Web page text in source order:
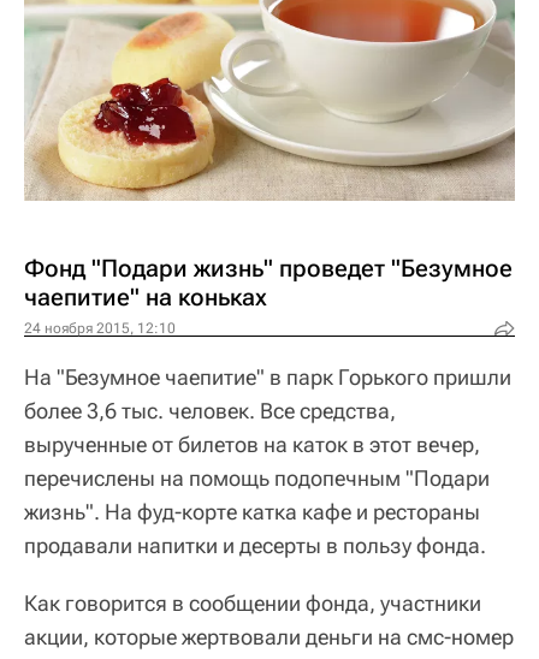
Фонд "Подари жизнь" проведет "Безумное
чаепитие" на коньках
24 ноября 2015, 12:10
На "Безумное чаепитие" в парк Горького пришли
более 3,6 тыс. человек. Все средства,
вырученные от билетов на каток в этот вечер,
перечислены на помощь подопечным "Подари
жизнь". На фуд-корте катка кафе и рестораны
продавали напитки и десерты в пользу фонда.
Как говорится в сообщении фонда, участники
акции, которые жертвовали деньги на смс-номер